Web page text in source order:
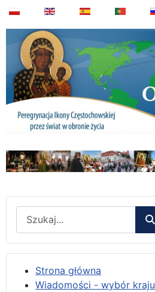
Strona główna
Wiadomości - wybór kraju